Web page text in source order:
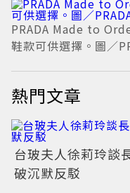
PRADA Made to
鞋款可供選擇。圖／
熱門文章
台玻夫人徐莉玲談
破沉默反駁